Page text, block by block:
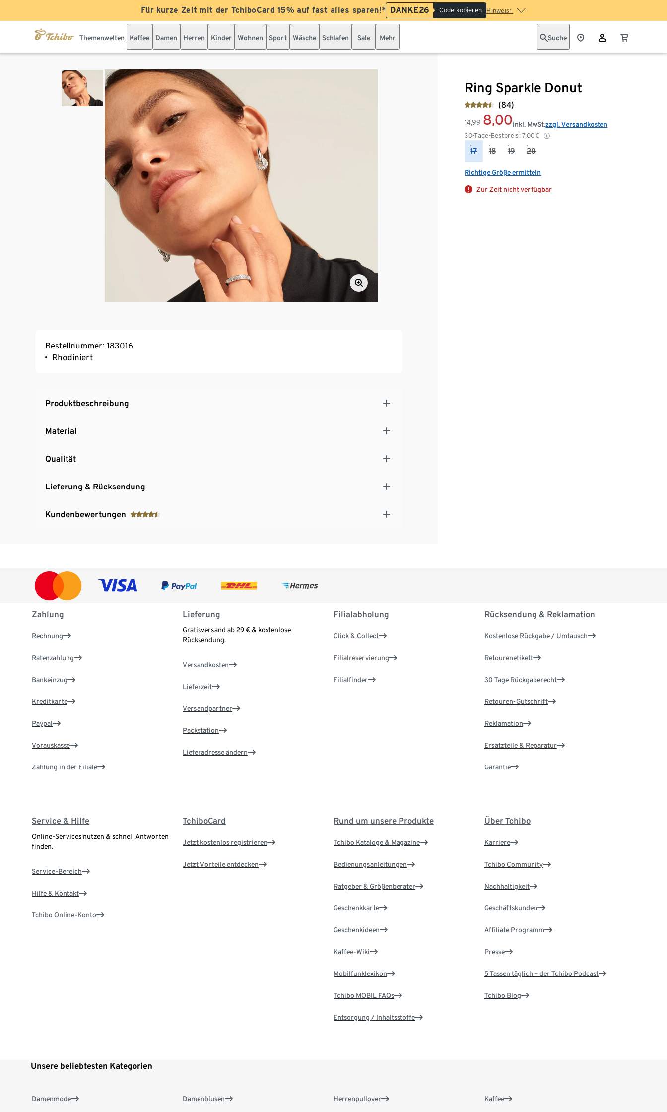
Für kurze Zeit mit der TchiboCard 15% auf fast alles sparen!* DANKE26 Code kopieren Hinweis*
Themenwelten Kaffee Damen Herren Kinder Wohnen Sport Wäsche Schlafen Sale Mehr Suche
Ring Sparkle Donut
(84)
14,99 8,00
30-Tage-Bestpreis: 7,00€
inkl. MwSt.zzgl. Versandkosten
17 18 19 20
Richtige Größe ermitteln
Zur Zeit nicht verfügbar
Bestellnummer: 183016
Rhodiniert
Produktbeschreibung
Material
Qualität
Lieferung & Rücksendung
Kundenbewertungen
Zahlung
Rechnung
Ratenzahlung
Bankeinzug
Kreditkarte
Paypal
Vorauskasse
Zahlung in der Filiale
Lieferung
Gratisversand ab 29 € & kostenlose
Rücksendung.
Versandkosten
Lieferzeit
Versandpartner
Packstation
Lieferadresse ändern
Filialabholung
Click & Collect
Filialreservierung
Filialfinder
Rücksendung & Reklamation
Kostenlose Rückgabe / Umtausch
Retourenetikett
30 Tage Rückgaberecht
Retouren-Gutschrift
Reklamation
Ersatzteile & Reparatur
Garantie
Service & Hilfe
Online-Services nutzen & schnell Antworten
finden.
Service-Bereich
Hilfe & Kontakt
Tchibo Online-Konto
TchiboCard
Jetzt kostenlos registrieren
Jetzt Vorteile entdecken
Rund um unsere Produkte
Tchibo Kataloge & Magazine
Bedienungsanleitungen
Ratgeber & Größenberater
Geschenkkarte
Geschenkideen
Kaffee-Wiki
Mobilfunklexikon
Tchibo MOBIL FAQs
Entsorgung / Inhaltsstoffe
Über Tchibo
Karriere
Tchibo Community
Nachhaltigkeit
Geschäftskunden
Affiliate Programm
Presse
5 Tassen täglich – der Tchibo Podcast
Tchibo Blog
Unsere beliebtesten Kategorien
Damenmode Damenblusen Herrenpullover Kaffee